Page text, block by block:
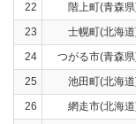
22
階上町(青森
23
士幌町(北海
24
つがる市(青森
25
池田町(北海
26
網走市(北海